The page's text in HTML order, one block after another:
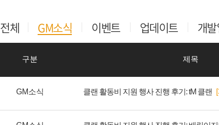
전체 GM소식 이벤트 업데이트 개
구분 제목
GM소식 클랜 활동비 지원 행사 진행 후기: tM 클랜